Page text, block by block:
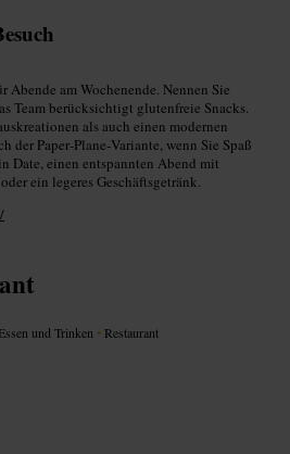
Abende am Wochenende. Nennen Sie
Team berücksichtigt glutenfreie Snacks.
als auch einen modernen
der Paper‑Plane‑Variante, wenn Sie Spaß
Date, einen entspannten Abend mit
ein legeres Geschäftsgetränk.
Essen und Trinken • Restaurant